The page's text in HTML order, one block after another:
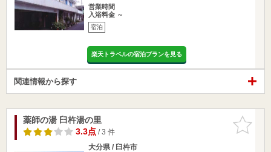
営業時間
入浴料金 ～
宿泊
楽天トラベルの宿泊プランを見る
関連情報から探す
お気に入
りに追加
薬師の湯 臼杵湯の里
3.3点/ 3 件
大分県 / 臼杵市